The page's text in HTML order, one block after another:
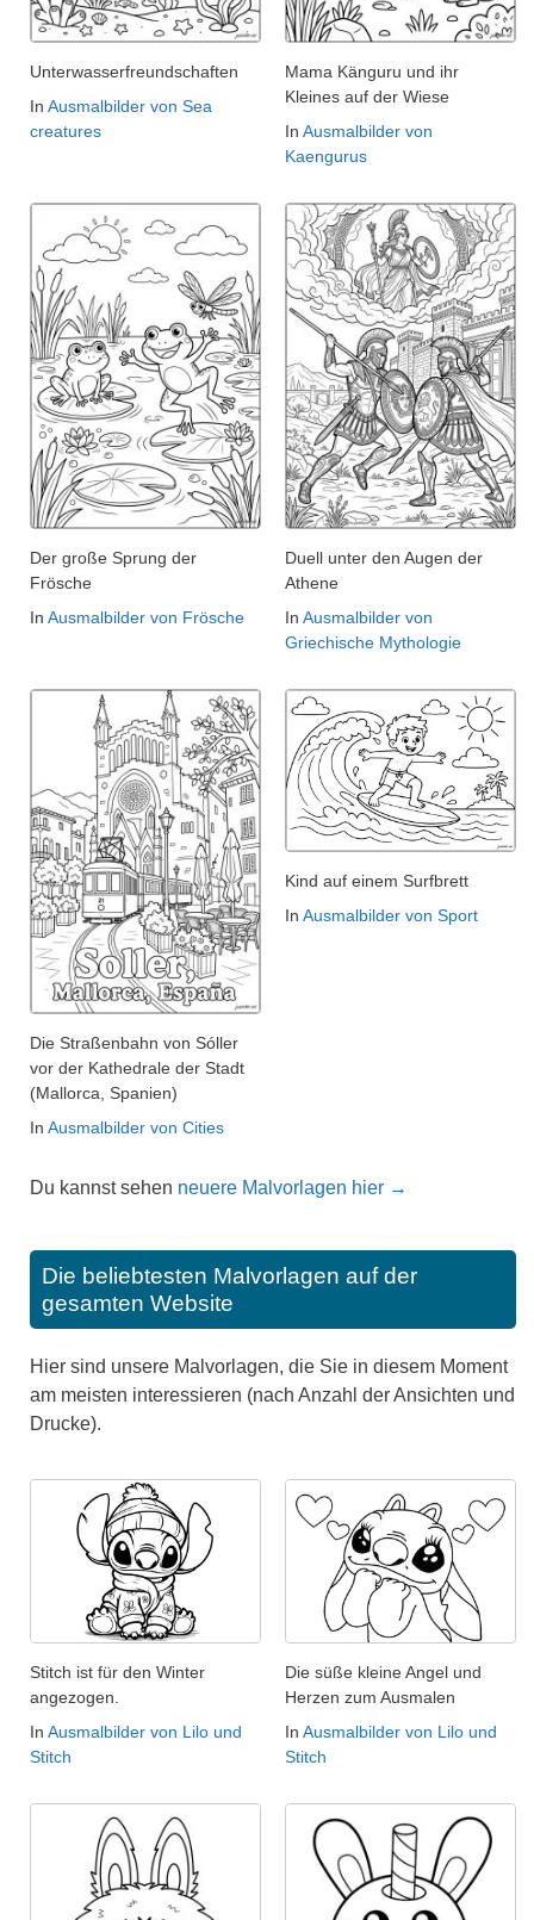
Unterwasserfreundschaften
In Ausmalbilder von Sea
creatures
Mama Känguru und ihr
Kleines auf der Wiese
In Ausmalbilder von
Kaengurus
Der große Sprung der
Frösche
In Ausmalbilder von Frösche
Duell unter den Augen der
Athene
In Ausmalbilder von
Griechische Mythologie
Die Straßenbahn von Sóller
vor der Kathedrale der Stadt
(Mallorca, Spanien)
In Ausmalbilder von Cities
Kind auf einem Surfbrett
In Ausmalbilder von Sport
Du kannst sehen neuere Malvorlagen hier →
Die beliebtesten Malvorlagen auf der
gesamten Website
Hier sind unsere Malvorlagen, die Sie in diesem Moment
am meisten interessieren (nach Anzahl der Ansichten und
Drucke).
Stitch ist für den Winter
angezogen.
In Ausmalbilder von Lilo und
Stitch
Die süße kleine Angel und
Herzen zum Ausmalen
In Ausmalbilder von Lilo und
Stitch